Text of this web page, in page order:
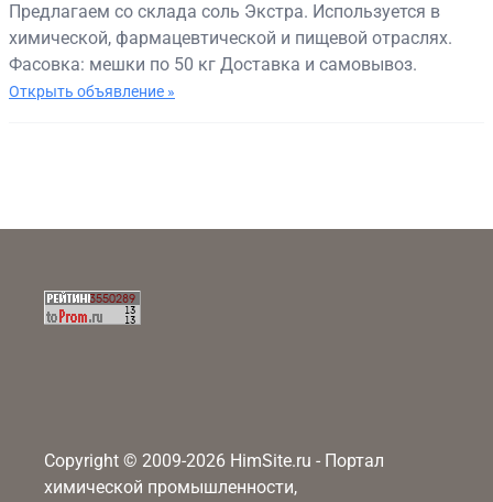
Предлагаем со склада соль Экстра. Используется в
химической, фармацевтической и пищевой отраслях.
Фасовка: мешки по 50 кг Доставка и самовывоз.
Открыть объявление »
Copyright © 2009-2026 HimSite.ru - Портал
химической промышленности,